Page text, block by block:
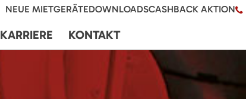
NEUE MIETGERÄTEDOWNLOADSCASHBACK AKTION
KARRIERE KONTAKT